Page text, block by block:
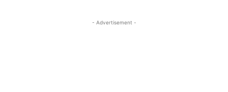
- Advertisement -